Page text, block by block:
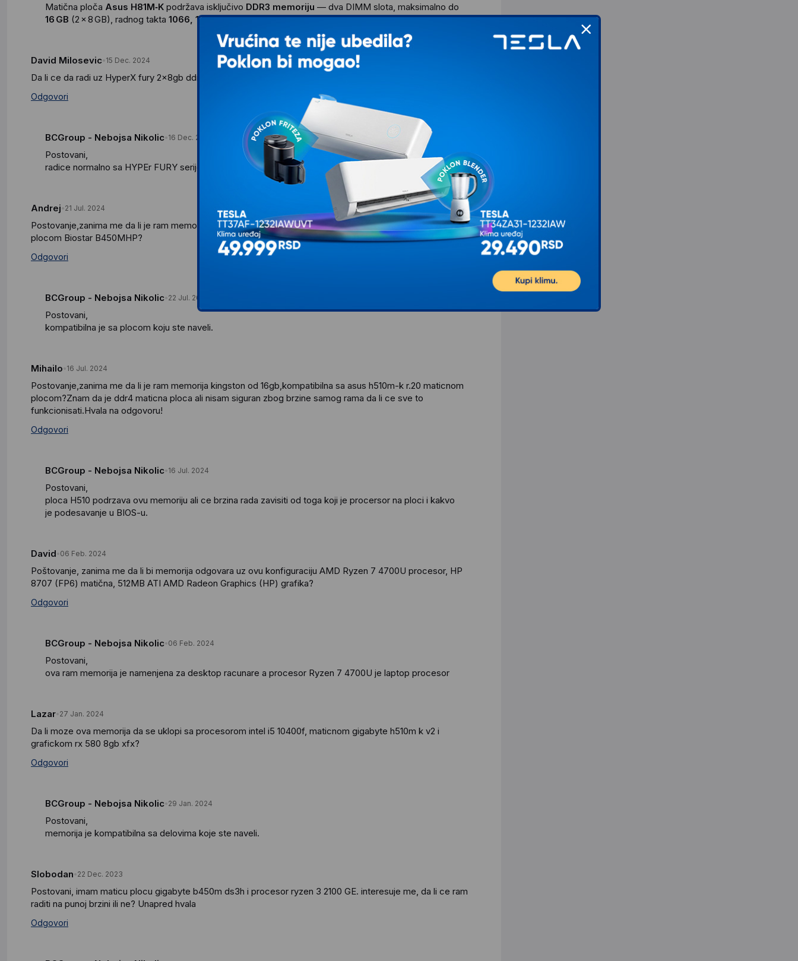
Matična ploča Asus H81M‑K podržava isključivo DDR3 memoriju — dva DIMM slota, maksimalno do
16 GB (2 × 8 GB), radnog takta 1066, 1333 i 1600 MHz
David Milosevic 15 Dec. 2024
Da li ce da radi uz HyperX fury 2x8gb ddr4 3200mhz ?
Odgovori
BCGroup - Nebojsa Nikolic 16 Dec. 2024
Postovani,
radice normalno sa HYPEr FURY serijom memorija.
Andrej 21 Jul. 2024
Postovanje,zanima me da li je ram memorija kingston fury beast DDR4 od 2x8gb,kompatibilna sa maticnom
plocom Biostar B450MHP?
Odgovori
BCGroup - Nebojsa Nikolic 22 Jul. 2024
Postovani,
kompatibilna je sa plocom koju ste naveli.
Mihailo 16 Jul. 2024
Postovanje,zanima me da li je ram memorija kingston od 16gb,kompatibilna sa asus h510m-k r.20 maticnom
plocom?Znam da je ddr4 maticna ploca ali nisam siguran zbog brzine samog rama da li ce sve to
funkcionisati.Hvala na odgovoru!
Odgovori
BCGroup - Nebojsa Nikolic 16 Jul. 2024
Postovani,
ploca H510 podrzava ovu memoriju ali ce brzina rada zavisiti od toga koji je procersor na ploci i kakvo
je podesavanje u BIOS-u.
David 06 Feb. 2024
Poštovanje, zanima me da li bi memorija odgovara uz ovu konfiguraciju AMD Ryzen 7 4700U procesor, HP
8707 (FP6) matična, 512MB ATI AMD Radeon Graphics (HP) grafika?
Odgovori
BCGroup - Nebojsa Nikolic 06 Feb. 2024
Postovani,
ova ram memorija je namenjena za desktop racunare a procesor Ryzen 7 4700U je laptop procesor
Lazar 27 Jan. 2024
Da li moze ova memorija da se uklopi sa procesorom intel i5 10400f, maticnom gigabyte h510m k v2 i
grafickom rx 580 8gb xfx?
Odgovori
BCGroup - Nebojsa Nikolic 29 Jan. 2024
Postovani,
memorija je kompatibilna sa delovima koje ste naveli.
Slobodan 22 Dec. 2023
Postovani, imam maticu plocu gigabyte b450m ds3h i procesor ryzen 3 2100 GE. interesuje me, da li ce ram
raditi na punoj brzini ili ne? Unapred hvala
Odgovori